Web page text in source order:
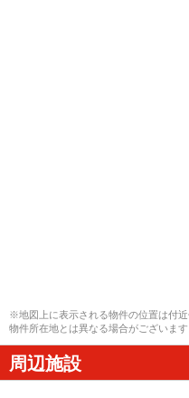
※地図上に表示される物件の位置は付
物件所在地とは異なる場合がございます
周辺施設